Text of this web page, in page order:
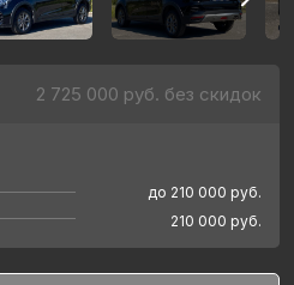
2 725 000 руб. без скидок
до 210 000 руб.
210 000 руб.